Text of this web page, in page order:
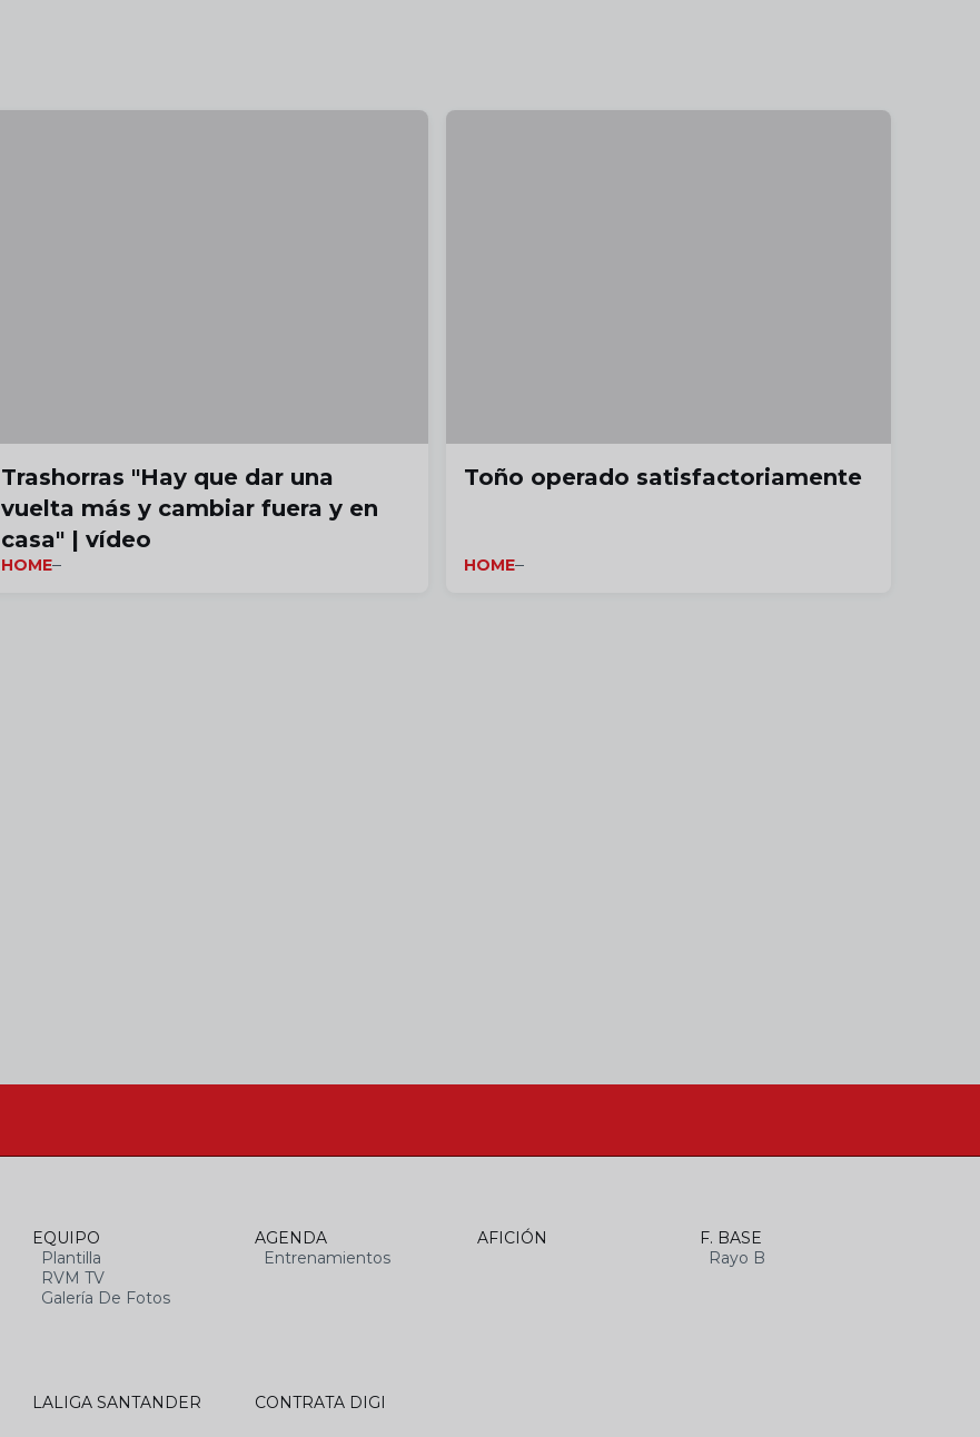
Trashorras "Hay que dar una
vuelta más y cambiar fuera y en
casa" | vídeo
HOME
Toño operado satisfactoriamente
HOME
EQUIPO
Plantilla
RVM TV
Galería De Fotos
AGENDA
Entrenamientos
AFICIÓN
F. BASE
Rayo B
LALIGA SANTANDER CONTRATA DIGI